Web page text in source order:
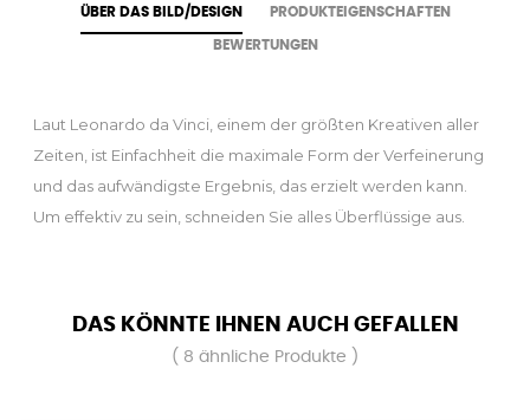
ÜBER DAS BILD/DESIGN PRODUKTEIGENSCHAFTEN
BEWERTUNGEN
Laut Leonardo da Vinci, einem der größten Kreativen aller
Zeiten, ist Einfachheit die maximale Form der Verfeinerung
und das aufwändigste Ergebnis, das erzielt werden kann.
Um effektiv zu sein, schneiden Sie alles Überflüssige aus.
DAS KÖNNTE IHNEN AUCH GEFALLEN
( 8 ähnliche Produkte )